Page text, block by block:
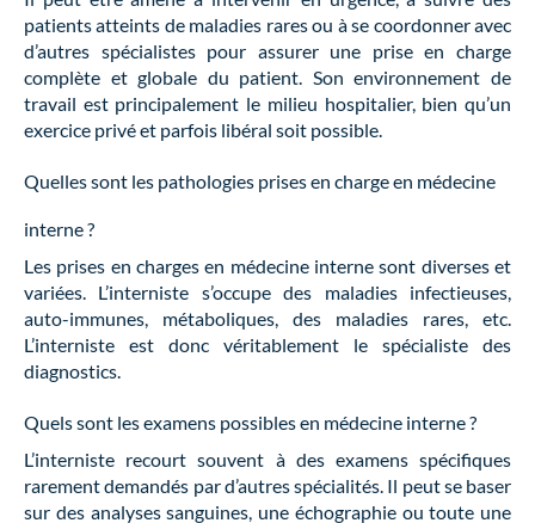
patients atteints de maladies rares ou à se coordonner avec
d’autres spécialistes pour assurer une prise en charge
complète et globale du patient. Son environnement de
travail est principalement le milieu hospitalier, bien qu’un
exercice privé et parfois libéral soit possible.
Quelles sont les pathologies prises en charge en médecine
interne ?
Les prises en charges en médecine interne sont diverses et
variées. L’interniste s’occupe des maladies infectieuses,
auto-immunes, métaboliques, des maladies rares, etc.
L’interniste est donc véritablement le spécialiste des
diagnostics.
Quels sont les examens possibles en médecine interne ?
L’interniste recourt souvent à des examens spécifiques
rarement demandés par d’autres spécialités. Il peut se baser
sur des analyses sanguines, une échographie ou toute une